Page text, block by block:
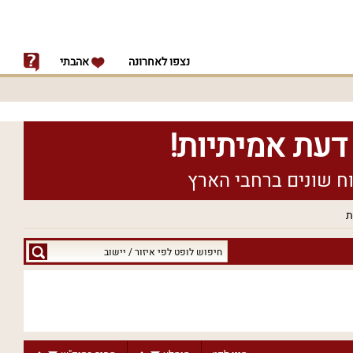
נצפו לאחרונה אהבתי
חיפוש
לופט
יישוב